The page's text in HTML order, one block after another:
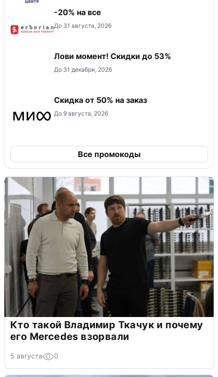
-20% на все
До 31 августа, 2026
Лови момент! Скидки до 53%
До 31 декабря, 2026
Скидка от 50% на заказ
До 9 августа, 2026
Все промокоды
Кто такой Владимир Ткачук и почему
его Mercedes взорвали
5 августа 0